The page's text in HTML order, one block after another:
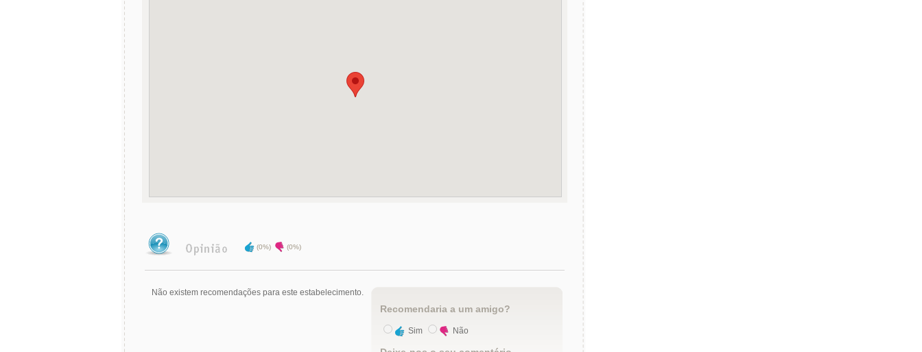
(0%) (0%)
Não existem recomendações para este estabelecimento.
Recomendaria a um amigo?
Sim Não